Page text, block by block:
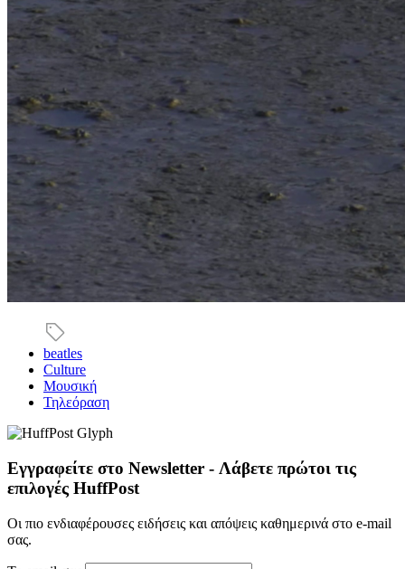
beatles
Culture
Μουσική
Τηλεόραση
Εγγραφείτε στο Newsletter - Λάβετε πρώτοι τις
επιλογές HuffPost
Οι πιο ενδιαφέρουσες ειδήσεις και απόψεις καθημερινά στο e-mail
σας.